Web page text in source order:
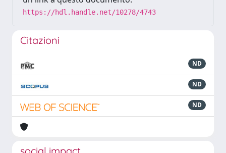
https://hdl.handle.net/10278/4743
Citazioni
ND
ND
ND